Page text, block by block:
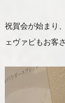
祝賀会が始まり
ェヴァピもお客